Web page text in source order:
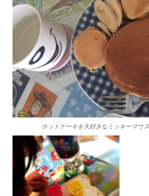
ホットケーキを大好きなミッキーマウ